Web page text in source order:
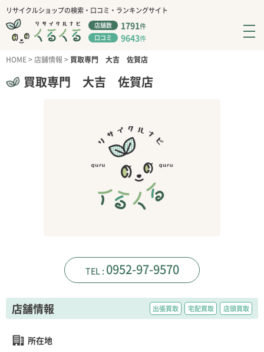
リサイクルショップの検索・口コミ・ランキングサイト
店舗数 1791件
口コミ 9643件
HOME>店舗情報 > 買取専門 大吉 佐賀店
買取専門 大吉 佐賀店
0952-97-9570
店舗情報 出張買取 宅配買取 店頭買取
所在地